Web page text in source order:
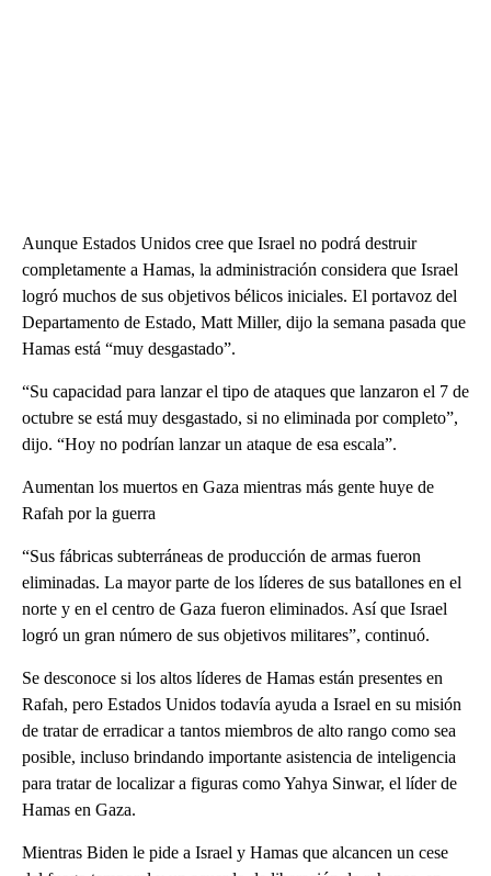
Aunque Estados Unidos cree que Israel no podrá destruir
completamente a Hamas, la administración considera que Israel
logró muchos de sus objetivos bélicos iniciales. El portavoz del
Departamento de Estado, Matt Miller, dijo la semana pasada que
Hamas está “muy desgastado”.
“Su capacidad para lanzar el tipo de ataques que lanzaron el 7 de
octubre se está muy desgastado, si no eliminada por completo”,
dijo. “Hoy no podrían lanzar un ataque de esa escala”.
Aumentan los muertos en Gaza mientras más gente huye de
Rafah por la guerra
“Sus fábricas subterráneas de producción de armas fueron
eliminadas. La mayor parte de los líderes de sus batallones en el
norte y en el centro de Gaza fueron eliminados. Así que Israel
logró un gran número de sus objetivos militares”, continuó.
Se desconoce si los altos líderes de Hamas están presentes en
Rafah, pero Estados Unidos todavía ayuda a Israel en su misión
de tratar de erradicar a tantos miembros de alto rango como sea
posible, incluso brindando importante asistencia de inteligencia
para tratar de localizar a figuras como Yahya Sinwar, el líder de
Hamas en Gaza.
Mientras Biden le pide a Israel y Hamas que alcancen un cese